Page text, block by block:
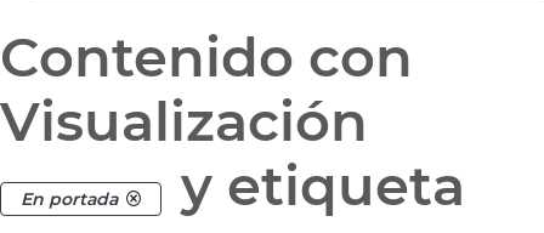
Contenido con
Visualización
En portada y etiqueta